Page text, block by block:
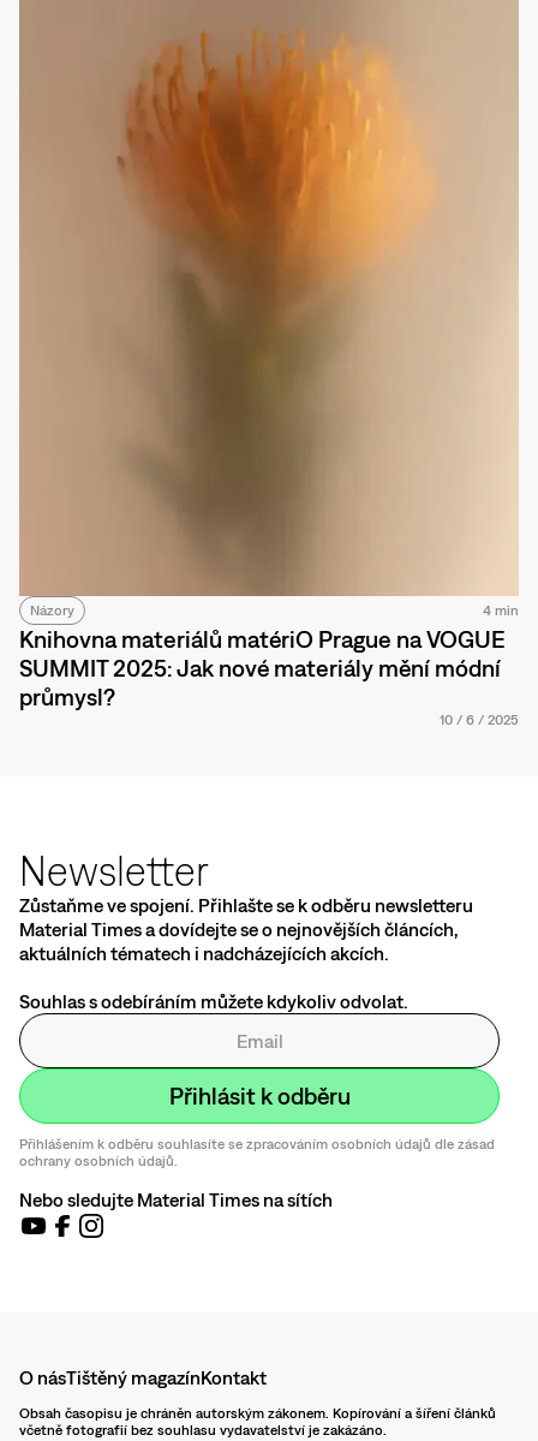
Názory 4 min
Knihovna materiálů matériO Prague na VOGUE
SUMMIT 2025: Jak nové materiály mění módní
průmysl?
10 / 6 / 2025
Newsletter
Zůstaňme ve spojení. Přihlašte se k odběru newsletteru
Material Times a dovídejte se o nejnovějších článcích,
aktuálních tématech i nadcházejících akcích.
Souhlas s odebíráním můžete kdykoliv odvolat.
Přihlášením k odběru souhlasíte se zpracováním osobních údajů dle zásad
ochrany osobních údajů.
Nebo sledujte Material Times na sítích
O násTištěný magazínKontakt
Obsah časopisu je chráněn autorským zákonem. Kopírování a šíření článků
včetně fotografií bez souhlasu vydavatelství je zakázáno.